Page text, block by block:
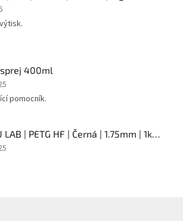
sprej 400ml
pomocník.
BAMBU LAB | PETG HF | Černá | 1.75mm | 1kg SPOOL